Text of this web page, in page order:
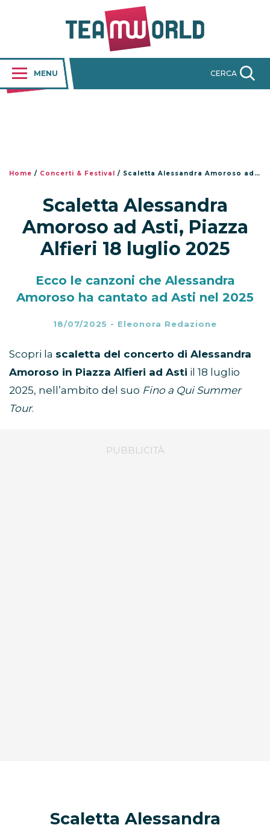
MENU CERCA
Home / Concerti & Festival / Scaletta Alessandra Amoroso ad Asti, Piazza Alfieri 18 luglio 2025
Scaletta Alessandra
Amoroso ad Asti, Piazza
Alfieri 18 luglio 2025
Ecco le canzoni che Alessandra
Amoroso ha cantato ad Asti nel 2025
18/07/2025 - Eleonora Redazione
Scopri la scaletta del concerto di Alessandra
Amoroso in Piazza Alfieri ad Asti il 18 luglio
2025, nell’ambito del suo Fino a Qui Summer
Tour.
Scaletta Alessandra